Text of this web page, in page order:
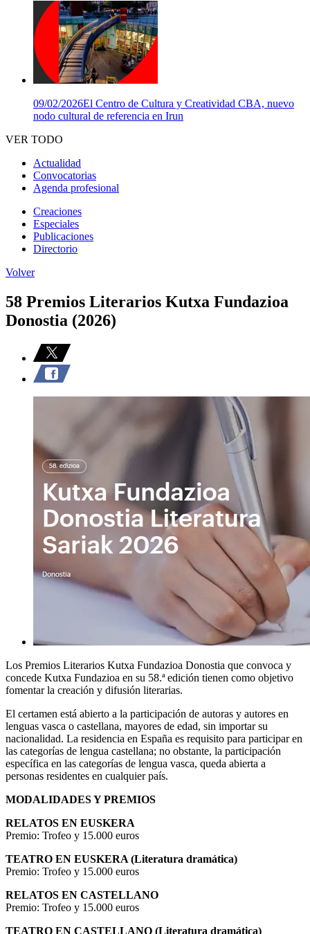
09/02/2026El Centro de Cultura y Creatividad CBA, nuevo
nodo cultural de referencia en Irun
VER TODO
Actualidad
Convocatorias
Agenda profesional
Creaciones
Especiales
Publicaciones
Directorio
Volver
58 Premios Literarios Kutxa Fundazioa
Donostia (2026)
Los Premios Literarios Kutxa Fundazioa Donostia que convoca y
concede Kutxa Fundazioa en su 58.ª edición tienen como objetivo
fomentar la creación y difusión literarias.
El certamen está abierto a la participación de autoras y autores en
lenguas vasca o castellana, mayores de edad, sin importar su
nacionalidad. La residencia en España es requisito para participar en
las categorías de lengua castellana; no obstante, la participación
específica en las categorías de lengua vasca, queda abierta a
personas residentes en cualquier país.
MODALIDADES Y PREMIOS
RELATOS EN EUSKERA
Premio: Trofeo y 15.000 euros
TEATRO EN EUSKERA (Literatura dramática)
Premio: Trofeo y 15.000 euros
RELATOS EN CASTELLANO
Premio: Trofeo y 15.000 euros
TEATRO EN CASTELLANO (Literatura dramática)